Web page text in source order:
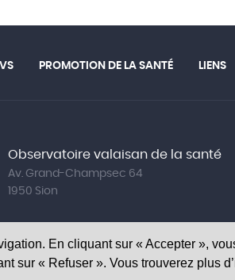
En cliquant sur « Accepter »,
sur « Refuser ». Vous trouverez plus
PROMOTION DE LA SANTÉ LIENS
Observatoire valaisan de la santé
Av. Grand-Champsec 64
1950 Sion